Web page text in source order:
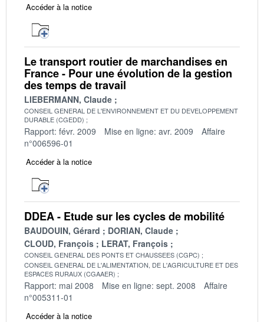
Accéder à la notice
Le transport routier de marchandises en
France - Pour une évolution de la gestion
des temps de travail
LIEBERMANN, Claude
CONSEIL GENERAL DE L'ENVIRONNEMENT ET DU DEVELOPPEMENT
DURABLE (CGEDD)
Rapport: févr. 2009 Mise en ligne: avr. 2009
Affaire
n°006596-01
Accéder à la notice
DDEA - Etude sur les cycles de mobilité
BAUDOUIN, Gérard
DORIAN, Claude
CLOUD, François
LERAT, François
CONSEIL GENERAL DES PONTS ET CHAUSSEES (CGPC)
CONSEIL GENERAL DE L'ALIMENTATION, DE L'AGRICULTURE ET DES
ESPACES RURAUX (CGAAER)
Rapport: mai 2008 Mise en ligne: sept. 2008
Affaire
n°005311-01
Accéder à la notice